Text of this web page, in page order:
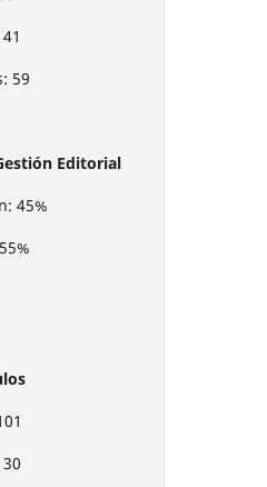
59
Editorial
45%